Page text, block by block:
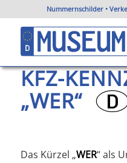
Nummernschilder •
KFZ-Kennzeichen WER
Du bist hier: Startseite / KFZ-
KFZ-Kennzeichen WER
KFZ-
„WER“
Das Kürzel „WER“ als